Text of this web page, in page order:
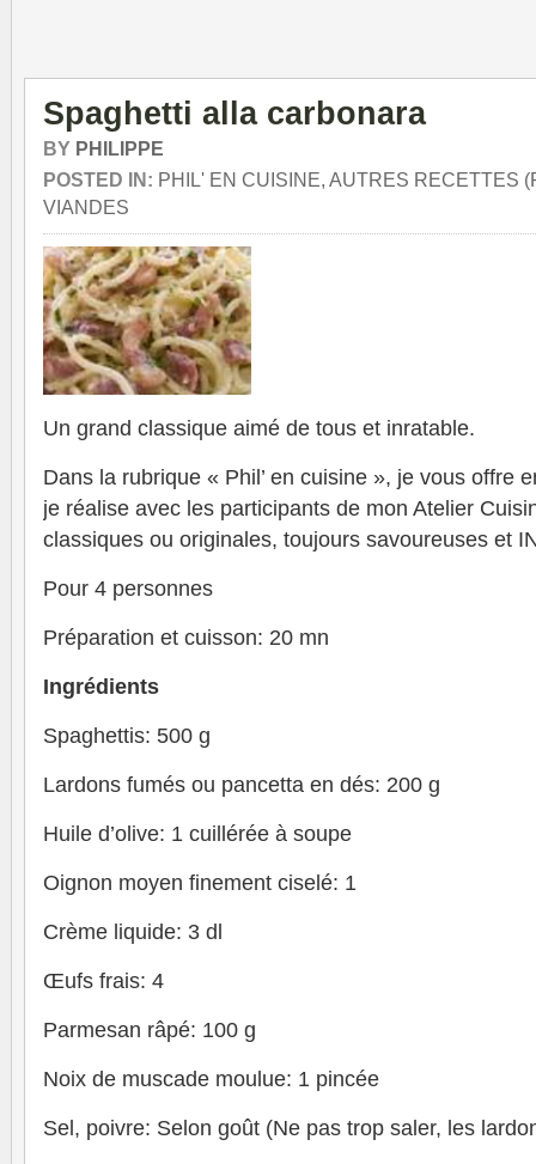
Spaghetti alla carbonara
BY PHILIPPE
POSTED IN: PHIL' EN CUISINE, AUTRES RECETTES
VIANDES
Un grand classique aimé de tous et inratable.
Dans la rubrique « Phil’ en cuisine », je vous offre
je réalise avec les participants de mon Atelier
classiques ou originales, toujours savoureuses et
Pour 4 personnes
Préparation et cuisson: 20 mn
Ingrédients
Spaghettis: 500 g
Lardons fumés ou pancetta en dés: 200 g
Huile d’olive: 1 cuillérée à soupe
Oignon moyen finement ciselé: 1
Crème liquide: 3 dl
Œufs frais: 4
Parmesan râpé: 100 g
Noix de muscade moulue: 1 pincée
Sel, poivre: Selon goût (Ne pas trop saler, les